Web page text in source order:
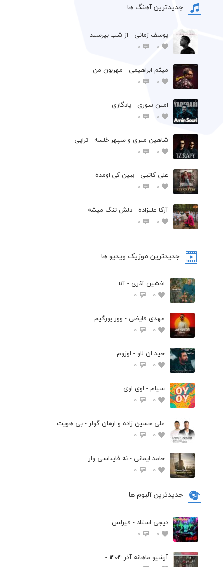
جدیدترین آهنگ ها
یوسف زمانی - از شب بپرسید
0
0
میثم ابراهیمی - مهربون من
0
0
امین سوری - یادگاری
0
0
شاهین میری و سپهر خلسه - تراپی
0
0
علی کاتبی - ببین کی اومده
0
0
آرکا علیزاده - دلش تنگ میشه
0
0
جدیدترین موزیک ویدیو ها
افشین آذری - آنا
0
0
مهدی فایضی - وور یورگیم
0
0
حید ان لاو - اوزوم
0
0
سیام - اوی اوی
0
0
علی حسین زاده و ارهان گولر - بی هویت
0
0
حامد ایمانی - نه فایداسی وار
0
0
جدیدترین آلبوم ها
دیجی استاد - فیرلس
0
0
آرشیو ماهانه آذر 1404 -